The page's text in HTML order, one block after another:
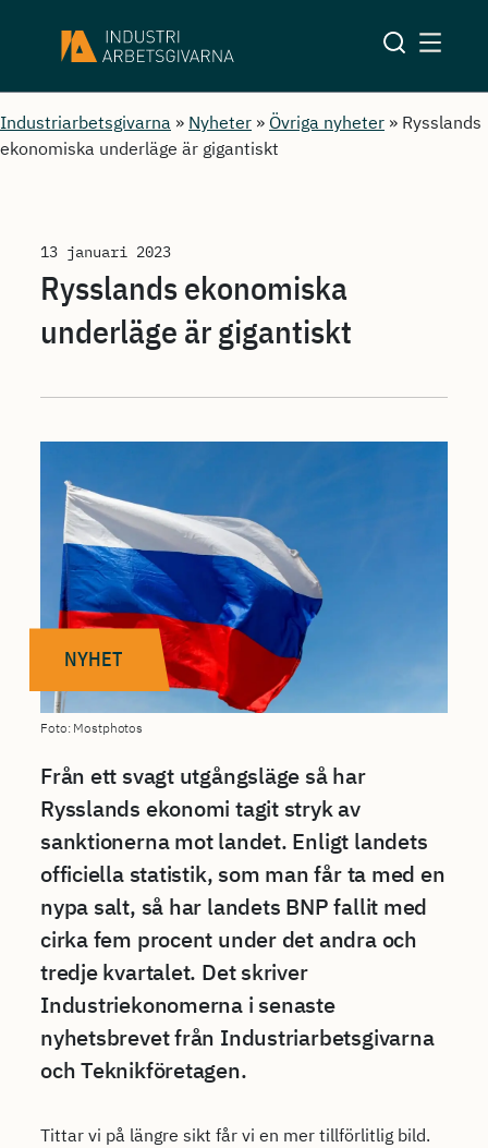
Industriarbetsgivarna » Nyheter » Övriga nyheter » Rysslands
ekonomiska underläge är gigantiskt
13 januari 2023
Rysslands ekonomiska
underläge är gigantiskt
NYHET
Foto: Mostphotos
Från ett svagt utgångsläge så har
Rysslands ekonomi tagit stryk av
sanktionerna mot landet. Enligt landets
officiella statistik, som man får ta med en
nypa salt, så har landets BNP fallit med
cirka fem procent under det andra och
tredje kvartalet. Det skriver
Industriekonomerna i senaste
nyhetsbrevet från Industriarbetsgivarna
och Teknikföretagen.
Tittar vi på längre sikt får vi en mer tillförlitlig bild.